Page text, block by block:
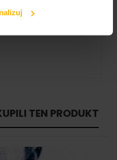
TEN PRODUKT